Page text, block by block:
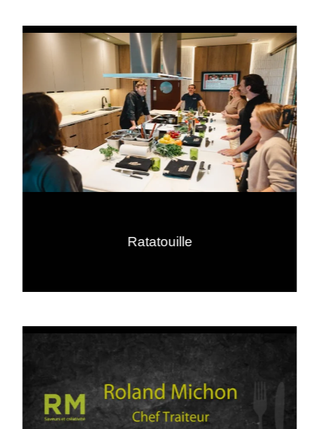
Ratatouille